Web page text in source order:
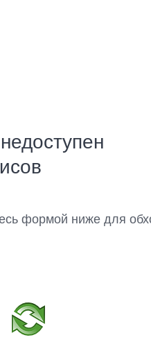
формой ниже для